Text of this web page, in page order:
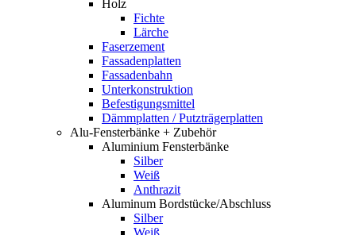
Holz
Fichte
Lärche
Faserzement
Fassadenplatten
Fassadenbahn
Unterkonstruktion
Befestigungsmittel
Dämmplatten / Putzträgerplatten
Alu-Fensterbänke + Zubehör
Aluminium Fensterbänke
Silber
Weiß
Anthrazit
Aluminum Bordstücke/Abschluss
Silber